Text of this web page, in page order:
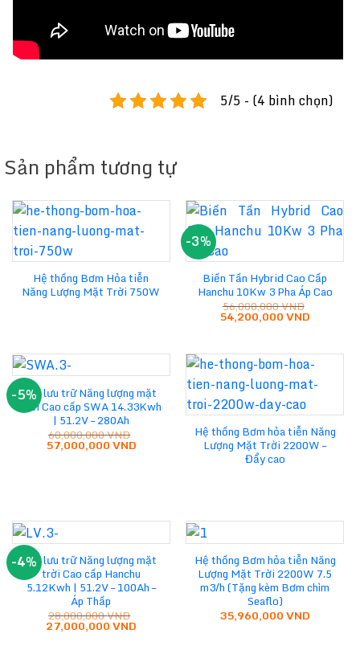
5/5 - (4 bình chọn)
Sản phẩm tương tự
Hệ thống Bơm Hỏa tiễn
Năng Lượng Mặt Trời 750W
-3%
Biến Tần Hybrid Cao Cấp
Hanchu 10Kw 3 Pha Áp Cao
56,000,000VND
Giá
gốc
54,200,000VND
-5%Pin lưu trữ Năng lượng mặt
trời Cao cấp SWA 14.33Kwh
| 51.2V – 280Ah
60,000,000VND
Giá
gốc
57,000,000VNDGiá
Hệ thống Bơm hỏa tiễn Năng
Lượng Mặt Trời 2200W –
Đẩy cao
-4%Pin lưu trữ Năng lượng mặt
trời Cao cấp Hanchu
5.12Kwh | 51.2V – 100Ah –
Áp Thấp
28,000,000VND
Giá
gốc
27,000,000VNDGiá
Hệ thống Bơm hỏa tiễn Năng
Lượng Mặt Trời 2200W 7.5
m3/h (Tặng kèm Bơm chìm
Seaflo)
35,960,000VND